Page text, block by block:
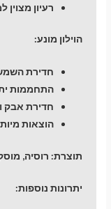
רעיון מצוין
הוילון מונע:
חדירת
התחממות
חדירת אבק
הוצאות
תוצרת: רוסיה,
יתרונות נוספות: